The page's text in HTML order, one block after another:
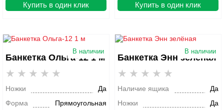
Купить в один клик Купить в один клик
В наличии
Банкетка Ольга-12 1 м
Ножки
Да
Форма
Прямоугольная
В наличии
Банкетка Энн зелёная
Наличие ящика
Да
Ножки
Да